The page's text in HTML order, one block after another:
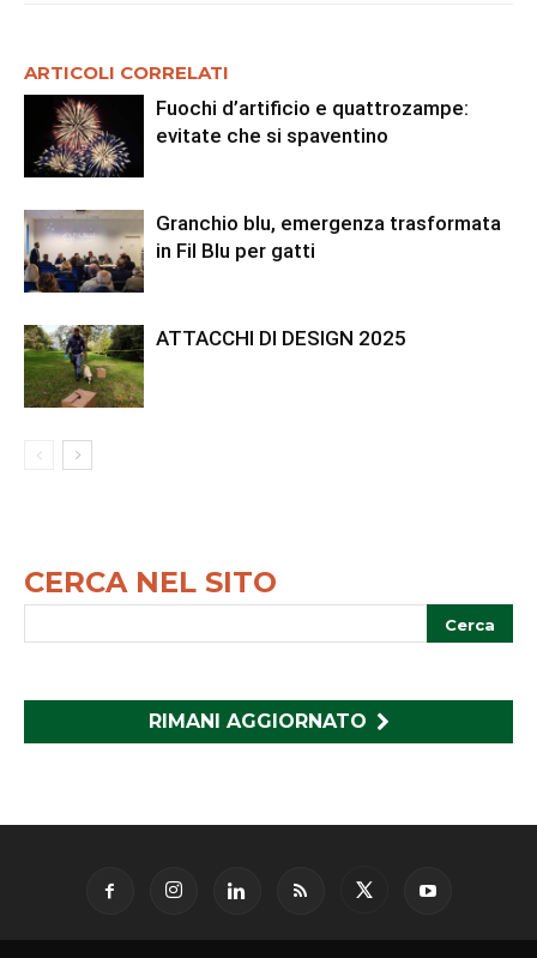
ARTICOLI CORRELATI
Fuochi d’artificio e quattrozampe:
evitate che si spaventino
Granchio blu, emergenza trasformata
in Fil Blu per gatti
ATTACCHI DI DESIGN 2025
CERCA NEL SITO
RIMANI AGGIORNATO